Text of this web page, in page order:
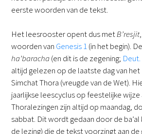
eerste woorden van de tekst.
Het leesrooster opent dus metB’resjit
woorden van Genesis 1(in het begin).
ha’baracha(en dit is de zegening; Deut.
altijd gelezen op de laatste dag van
Simchat Thora (vreugde van de Wet).
jaarlijkse leescyclus op feestelijke
Thoralezingen zijn altijd op maandag,
sabbat. Dit wordt gedaan door de
de lezing) die de tekst voorzingt aan